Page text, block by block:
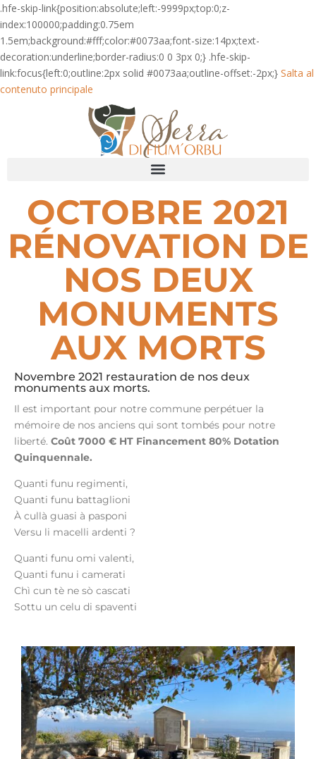
.hfe-skip-link{position:absolute;left:-9999px;top:0;z-
index:100000;padding:0.75em
1.5em;background:#fff;color:#0073aa;font-size:14px;text-
decoration:underline;border-radius:0 0 3px 0;} .hfe-skip-
link:focus{left:0;outline:2px solid #0073aa;outline-offset:-2px;} Salta al
contenuto principale
OCTOBRE 2021
RÉNOVATION DE
NOS DEUX
MONUMENTS
AUX MORTS
Novembre 2021 restauration de nos deux
monuments aux morts.
Il est important pour notre commune perpétuer la
mémoire de nos anciens qui sont tombés pour notre
liberté. Coût 7000 € HT Financement 80% Dotation
Quinquennale.
Quanti funu regimenti,
Quanti funu battaglioni
À cullà guasi à pasponi
Versu li macelli ardenti ?
Quanti funu omi valenti,
Quanti funu i camerati
Chì cun tè ne sò cascati
Sottu un celu di spaventi